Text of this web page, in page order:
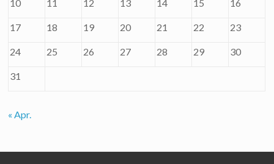
10 11 12 13 14 15 16
17 18 19 20 21 22 23
24 25 26 27 28 29 30
31
« Apr.